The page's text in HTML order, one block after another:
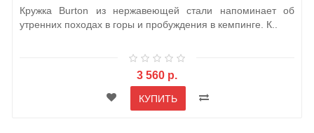
Кружка Burton из нержавеющей стали напоминает об
утренних походах в горы и пробуждения в кемпинге. К..
3 560 р.
КУПИТЬ